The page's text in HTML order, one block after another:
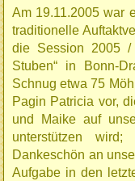
Am 19.11.2005 war
traditionelle
die Session 2005 /
Stuben“ in Bonn-
Schnug etwa 75
Pagin Patricia vor,
und Maike auf
unterstützen
Dankeschön an
Aufgabe in den